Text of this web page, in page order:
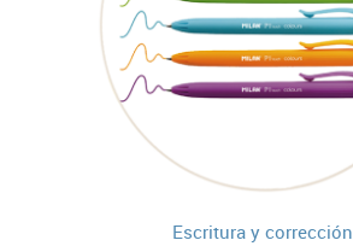
Escritura y corrección